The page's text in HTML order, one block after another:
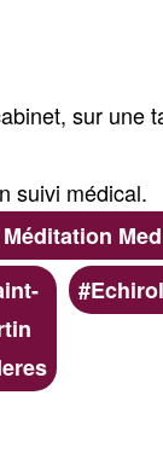
sur une
suivi médical.